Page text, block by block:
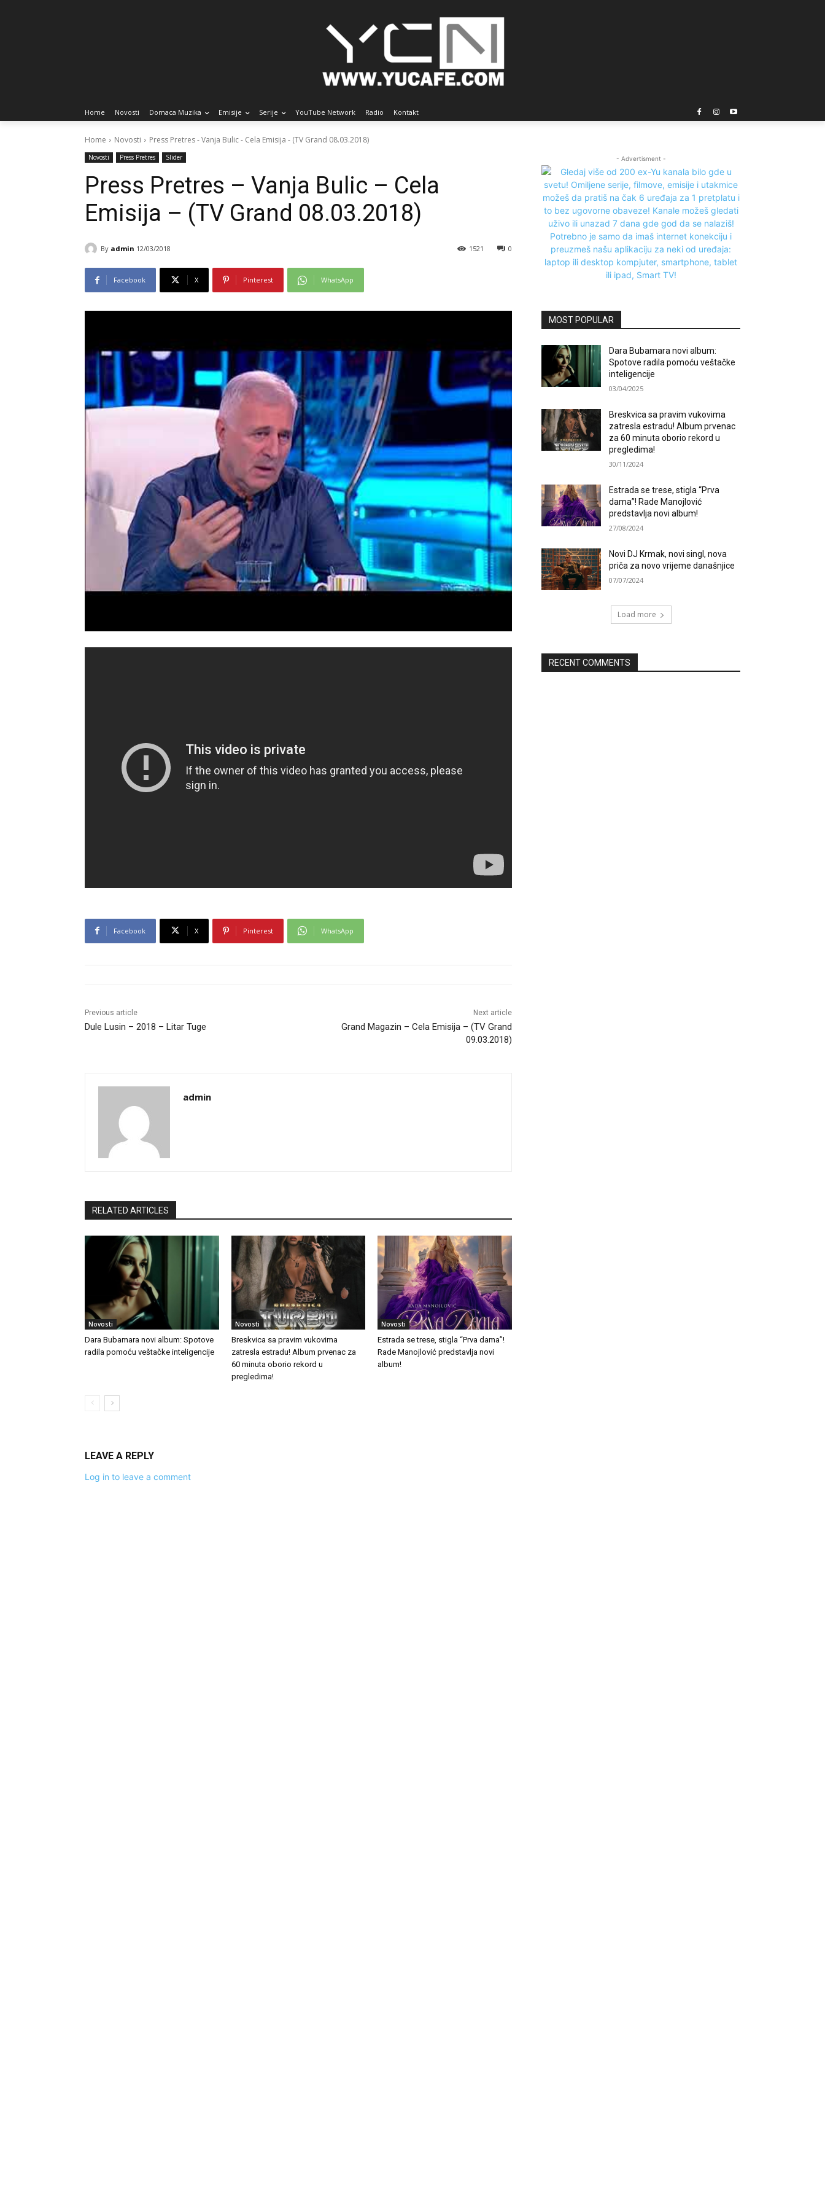
Home Novosti Domaca Muzika Emisije Serije YouTube Network Radio Kontakt
Home Novosti Press Pretres - Vanja Bulic - Cela Emisija - (TV Grand 08.03.2018)
Novosti Press Pretres Slider
Press Pretres – Vanja Bulic – Cela
Emisija – (TV Grand 08.03.2018)
By admin 12/03/2018 0
1521
Facebook X Pinterest WhatsApp
Facebook X Pinterest WhatsApp
Previous article
Dule Lusin – 2018 – Litar Tuge
Next article
Grand Magazin – Cela Emisija – (TV Grand
09.03.2018)
admin
RELATED ARTICLES
Novosti
Dara Bubamara novi album: Spotove
radila pomoću veštačke inteligencije
Novosti
Breskvica sa pravim vukovima
zatresla estradu! Album prvenac za
60 minuta oborio rekord u
pregledima!
Novosti
Estrada se trese, stigla “Prva dama”!
Rade Manojlović predstavlja novi
album!
LEAVE A REPLY
Log in to leave a comment
- Advertisment -
MOST POPULAR
Dara Bubamara novi album:
Spotove radila pomoću veštačke
inteligencije
03/04/2025
Breskvica sa pravim vukovima
zatresla estradu! Album prvenac
za 60 minuta oborio rekord u
pregledima!
30/11/2024
Estrada se trese, stigla “Prva
dama”! Rade Manojlović
predstavlja novi album!
27/08/2024
Novi DJ Krmak, novi singl, nova
priča za novo vrijeme današnjice
07/07/2024
Load more
RECENT COMMENTS